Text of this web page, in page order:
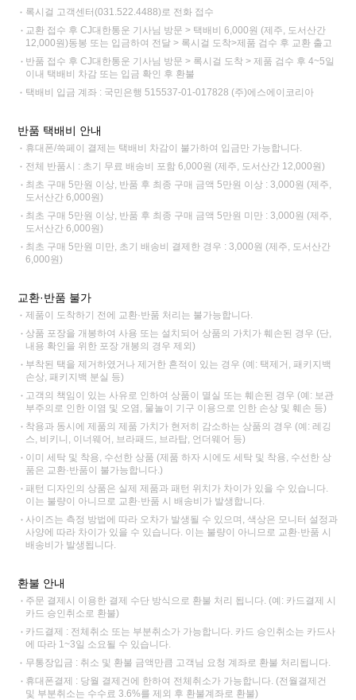
록시걸 고객센터(031.522.4488)로 전화 접수
교환 접수 후 CJ대한통운 기사님 방문 > 택배비 6,000원 (제주, 도서산간
12,000원)동봉 또는 입금하여 전달 > 록시걸 도착>제품 검수 후 교환 출고
반품 접수 후 CJ대한통운 기사님 방문 > 록시걸 도착 > 제품 검수 후 4~5일
이내 택배비 차감 또는 입금 확인 후 환불
택배비 입금 계좌 : 국민은행 515537-01-017828 (주)에스에이코리아
반품 택배비 안내
휴대폰/쓱페이 결제는 택배비 차감이 불가하여 입금만 가능합니다.
전체 반품시 : 초기 무료 배송비 포함 6,000원 (제주, 도서산간 12,000원)
최초 구매 5만원 이상, 반품 후 최종 구매 금액 5만원 이상 : 3,000원 (제주,
도서산간 6,000원)
최초 구매 5만원 이상, 반품 후 최종 구매 금액 5만원 미만 : 3,000원 (제주,
도서산간 6,000원)
최초 구매 5만원 미만, 초기 배송비 결제한 경우 : 3,000원 (제주, 도서산간
6,000원)
교환·반품 불가
제품이 도착하기 전에 교환·반품 처리는 불가능합니다.
상품 포장을 개봉하여 사용 또는 설치되어 상품의 가치가 훼손된 경우 (단,
내용 확인을 위한 포장 개봉의 경우 제외)
부착된 택을 제거하였거나 제거한 흔적이 있는 경우 (예: 택제거, 패키지백
손상, 패키지백 분실 등)
고객의 책임이 있는 사유로 인하여 상품이 멸실 또는 훼손된 경우 (예: 보관
부주의로 인한 이염 및 오염, 물놀이 기구 이용으로 인한 손상 및 훼손 등)
착용과 동시에 제품의 제품 가치가 현저히 감소하는 상품의 경우 (예: 레깅
스, 비키니, 이너웨어, 브라패드, 브라탑, 언더웨어 등)
이미 세탁 및 착용, 수선한 상품 (제품 하자 시에도 세탁 및 착용, 수선한 상
품은 교환·반품이 불가능합니다.)
패턴 디자인의 상품은 실제 제품과 패턴 위치가 차이가 있을 수 있습니다.
이는 불량이 아니므로 교환·반품 시 배송비가 발생합니다.
사이즈는 측정 방법에 따라 오차가 발생될 수 있으며, 색상은 모니터 설정과
사양에 따라 차이가 있을 수 있습니다. 이는 불량이 아니므로 교환·반품 시
배송비가 발생됩니다.
환불 안내
주문 결제시 이용한 결제 수단 방식으로 환불 처리 됩니다. (예: 카드결제 시
카드 승인취소로 환불)
카드결제 : 전체취소 또는 부분취소가 가능합니다. 카드 승인취소는 카드사
에 따라 1~3일 소요될 수 있습니다.
무통장입금 : 취소 및 환불 금액만큼 고객님 요청 계좌로 환불 처리됩니다.
휴대폰결제 : 당월 결제건에 한하여 전체취소가 가능합니다. (전월결제건
및 부분취소는 수수료 3.6%를 제외 후 환불계좌로 환불)